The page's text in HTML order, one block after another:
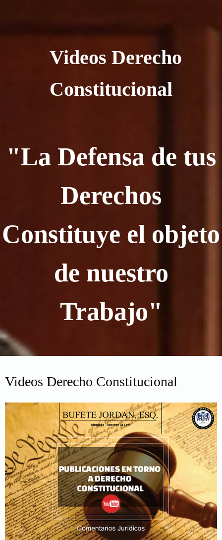
Videos Derecho
Constitucional
"La Defensa de tus
Derechos
Constituye el objeto
de nuestro
Trabajo"
Videos Derecho Constitucional